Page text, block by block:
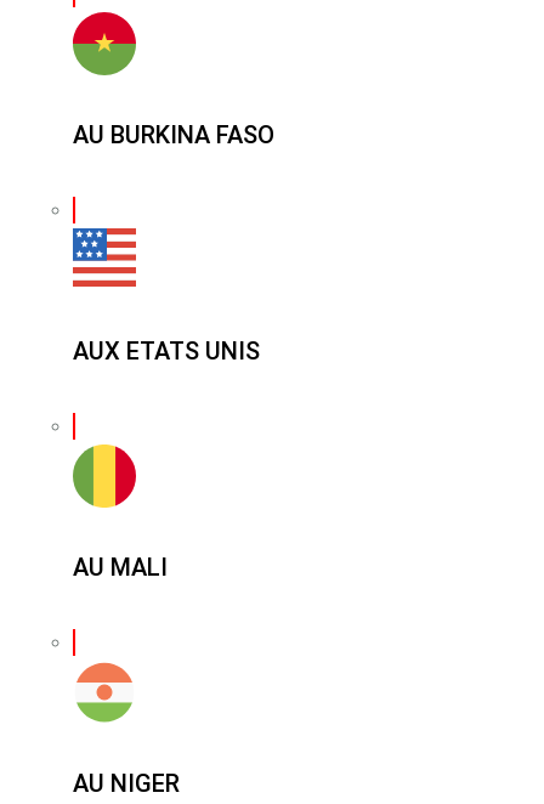
AU BURKINA FASO
AUX ETATS UNIS
AU MALI
AU NIGER